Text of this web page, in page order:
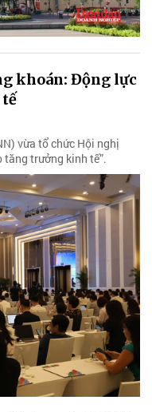
khoán: Động lực
vừa tổ chức Hội nghị
tăng trưởng kinh tế”.